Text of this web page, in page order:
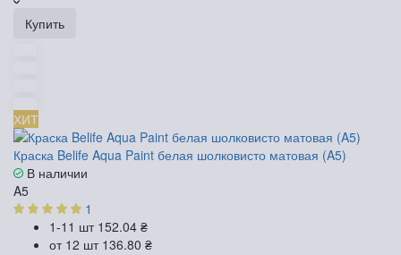
Купить
ХИТ
Краска Belife Aqua Paint белая шолковисто матовая (A5)
В наличии
A5
1
1-11 шт 152.04 ₴
от 12 шт 136.80 ₴